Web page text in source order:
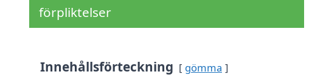
förpliktelser
Innehållsförteckning gömma